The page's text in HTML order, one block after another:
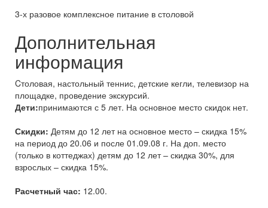
3-х разовое комплексное питание в столовой
Дополнительная
информация
Cтоловая, настольный теннис, детские кегли, телевизор на
площадке, проведение экскурсий.
Дети:принимаются с 5 лет. На основное место скидок нет.
Скидки: Детям до 12 лет на основное место – скидка 15%
на период до 20.06 и после 01.09.08 г. На доп. место
(только в коттеджах) детям до 12 лет – скидка 30%, для
взрослых – скидка 15%.
Расчетный час: 12.00.